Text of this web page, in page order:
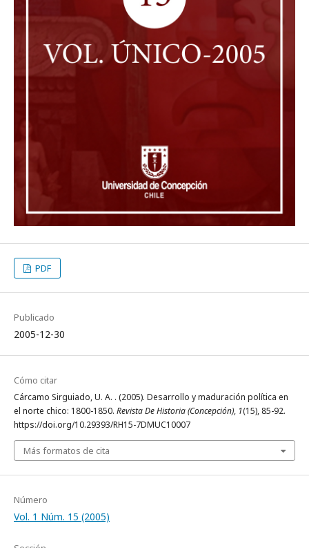
PDF
Publicado
2005-12-30
Cómo citar
Cárcamo Sirguiado, U. A. . (2005). Desarrollo y maduración política en
el norte chico: 1800-1850. Revista De Historia (Concepción), 1(15), 85-92.
https://doi.org/10.29393/RH15-7DMUC10007
Más formatos de cita
Número
Vol. 1 Núm. 15 (2005)